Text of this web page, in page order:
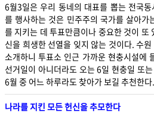
6월3일은 우리 동네의 대표를 뽑는 전국
를 행사하는 것은 민주주의 국가를 살아
를 지키는 데 투표만큼이나 중요한 것이 또
신을 희생한 선열을 잊지 않는 것이다. 수
소개하니 투표소 인근 가까운 현충시설에
선거일이 아니더라도 오는 6일 현충일 또
6월 중 어느 하루라도 찾아가 보길 추천한다.
나라를 지킨 모든 헌신을 추모한다